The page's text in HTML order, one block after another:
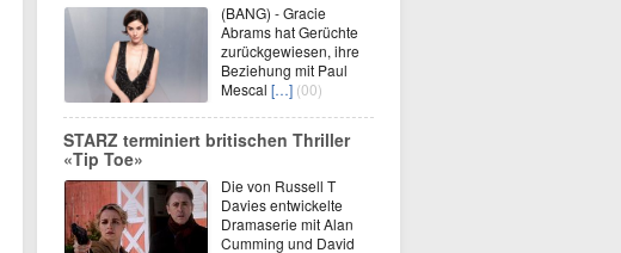
(BANG) - Gracie
Abrams hat Gerüchte
zurückgewiesen, ihre
Beziehung mit Paul
Mescal […] (00)
STARZ terminiert britischen Thriller
«Tip Toe»
Die von Russell T
Davies entwickelte
Dramaserie mit Alan
Cumming und David